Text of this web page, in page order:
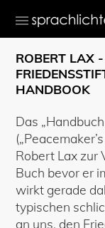
ROBERT LAX
HANDBOOK
Das
Robert Lax zur
Buch bevor er
wirkt gerade
typischen
an uns, den